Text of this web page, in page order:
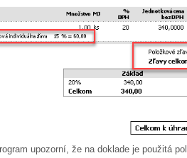
upozorní, že na doklade je použitá